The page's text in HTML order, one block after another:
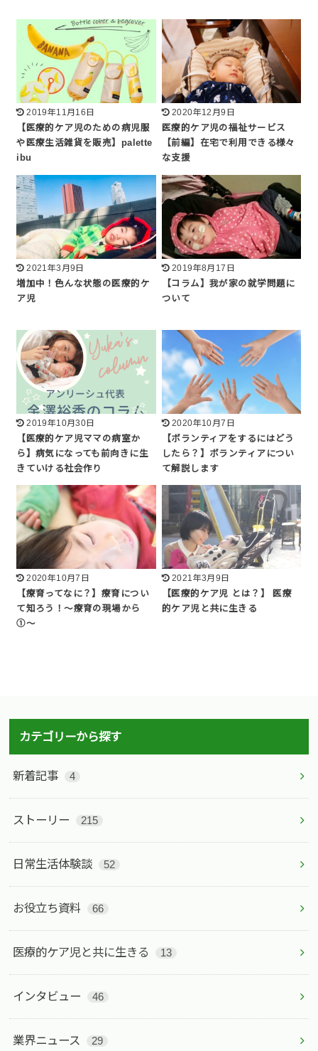
2019年11月16日
【医療的ケア児のための病児服
や医療生活雑貨を販売】palette
ibu
2020年12月9日
医療的ケア児の福祉サービス
【前編】在宅で利用できる様々
な支援
2021年3月9日
増加中！色んな状態の医療的ケ
ア児
2019年8月17日
【コラム】我が家の就学問題に
ついて
2019年10月30日
【医療的ケア児ママの病室か
ら】病気になっても前向きに生
きていける社会作り
2020年10月7日
【ボランティアをするにはどう
したら？】ボランティアについ
て解説します
2020年10月7日
【療育ってなに？】療育につい
て知ろう！〜療育の現場から
①〜
2021年3月9日
【医療的ケア児 とは？】 医療
的ケア児と共に生きる
カテゴリーから探す
新着記事 4
ストーリー 215
日常生活体験談 52
お役立ち資料 66
医療的ケア児と共に生きる 13
インタビュー 46
業界ニュース 29